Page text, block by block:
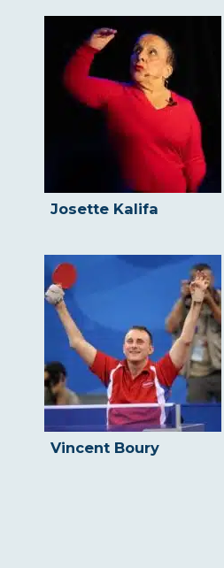
Josette Kalifa
Vincent Boury